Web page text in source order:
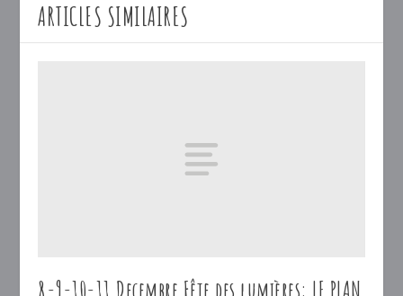
ARTICLES SIMILAIRES
8-9-10-11 Decembre Fête des lumières: LE PLAN